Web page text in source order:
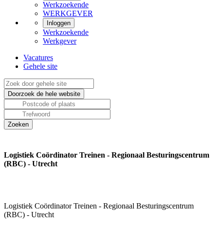
Werkzoekende
WERKGEVER
Inloggen
Werkzoekende
Werkgever
Vacatures
Gehele site
Logistiek Coördinator Treinen - Regionaal Besturingscentrum
(RBC) - Utrecht
Logistiek Coördinator Treinen - Regionaal Besturingscentrum
(RBC) - Utrecht